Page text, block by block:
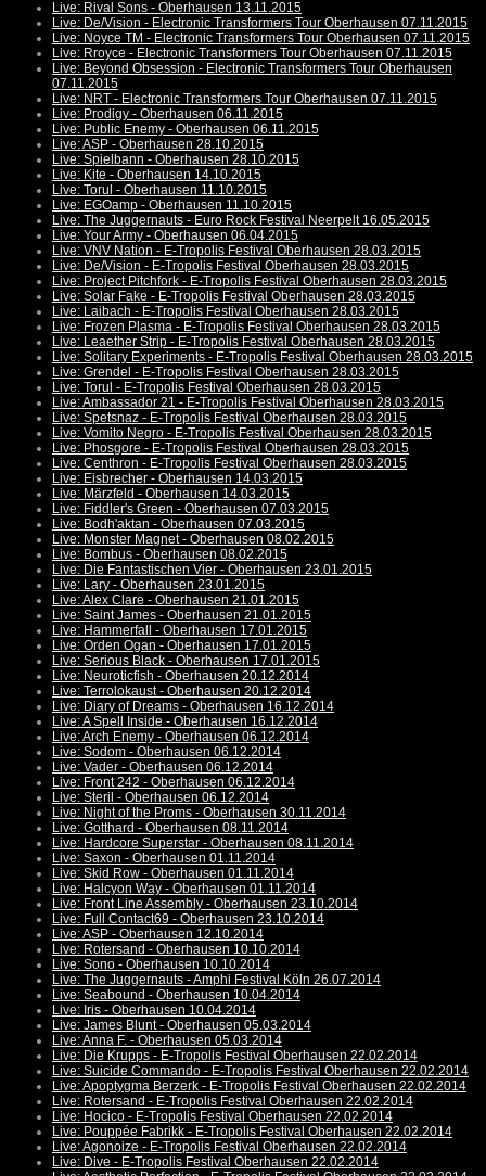
Live: Rival Sons - Oberhausen 13.11.2015
Live: De/Vision - Electronic Transformers Tour Oberhausen 07.11.2015
Live: Noyce TM - Electronic Transformers Tour Oberhausen 07.11.2015
Live: Rroyce - Electronic Transformers Tour Oberhausen 07.11.2015
Live: Beyond Obsession - Electronic Transformers Tour Oberhausen
07.11.2015
Live: NRT - Electronic Transformers Tour Oberhausen 07.11.2015
Live: Prodigy - Oberhausen 06.11.2015
Live: Public Enemy - Oberhausen 06.11.2015
Live: ASP - Oberhausen 28.10.2015
Live: Spielbann - Oberhausen 28.10.2015
Live: Kite - Oberhausen 14.10.2015
Live: Torul - Oberhausen 11.10.2015
Live: EGOamp - Oberhausen 11.10.2015
Live: The Juggernauts - Euro Rock Festival Neerpelt 16.05.2015
Live: Your Army - Oberhausen 06.04.2015
Live: VNV Nation - E-Tropolis Festival Oberhausen 28.03.2015
Live: De/Vision - E-Tropolis Festival Oberhausen 28.03.2015
Live: Project Pitchfork - E-Tropolis Festival Oberhausen 28.03.2015
Live: Solar Fake - E-Tropolis Festival Oberhausen 28.03.2015
Live: Laibach - E-Tropolis Festival Oberhausen 28.03.2015
Live: Frozen Plasma - E-Tropolis Festival Oberhausen 28.03.2015
Live: Leaether Strip - E-Tropolis Festival Oberhausen 28.03.2015
Live: Solitary Experiments - E-Tropolis Festival Oberhausen 28.03.2015
Live: Grendel - E-Tropolis Festival Oberhausen 28.03.2015
Live: Torul - E-Tropolis Festival Oberhausen 28.03.2015
Live: Ambassador 21 - E-Tropolis Festival Oberhausen 28.03.2015
Live: Spetsnaz - E-Tropolis Festival Oberhausen 28.03.2015
Live: Vomito Negro - E-Tropolis Festival Oberhausen 28.03.2015
Live: Phosgore - E-Tropolis Festival Oberhausen 28.03.2015
Live: Centhron - E-Tropolis Festival Oberhausen 28.03.2015
Live: Eisbrecher - Oberhausen 14.03.2015
Live: Märzfeld - Oberhausen 14.03.2015
Live: Fiddler's Green - Oberhausen 07.03.2015
Live: Bodh'aktan - Oberhausen 07.03.2015
Live: Monster Magnet - Oberhausen 08.02.2015
Live: Bombus - Oberhausen 08.02.2015
Live: Die Fantastischen Vier - Oberhausen 23.01.2015
Live: Lary - Oberhausen 23.01.2015
Live: Alex Clare - Oberhausen 21.01.2015
Live: Saint James - Oberhausen 21.01.2015
Live: Hammerfall - Oberhausen 17.01.2015
Live: Orden Ogan - Oberhausen 17.01.2015
Live: Serious Black - Oberhausen 17.01.2015
Live: Neuroticfish - Oberhausen 20.12.2014
Live: Terrolokaust - Oberhausen 20.12.2014
Live: Diary of Dreams - Oberhausen 16.12.2014
Live: A Spell Inside - Oberhausen 16.12.2014
Live: Arch Enemy - Oberhausen 06.12.2014
Live: Sodom - Oberhausen 06.12.2014
Live: Vader - Oberhausen 06.12.2014
Live: Front 242 - Oberhausen 06.12.2014
Live: Steril - Oberhausen 06.12.2014
Live: Night of the Proms - Oberhausen 30.11.2014
Live: Gotthard - Oberhausen 08.11.2014
Live: Hardcore Superstar - Oberhausen 08.11.2014
Live: Saxon - Oberhausen 01.11.2014
Live: Skid Row - Oberhausen 01.11.2014
Live: Halcyon Way - Oberhausen 01.11.2014
Live: Front Line Assembly - Oberhausen 23.10.2014
Live: Full Contact69 - Oberhausen 23.10.2014
Live: ASP - Oberhausen 12.10.2014
Live: Rotersand - Oberhausen 10.10.2014
Live: Sono - Oberhausen 10.10.2014
Live: The Juggernauts - Amphi Festival Köln 26.07.2014
Live: Seabound - Oberhausen 10.04.2014
Live: Iris - Oberhausen 10.04.2014
Live: James Blunt - Oberhausen 05.03.2014
Live: Anna F. - Oberhausen 05.03.2014
Live: Die Krupps - E-Tropolis Festival Oberhausen 22.02.2014
Live: Suicide Commando - E-Tropolis Festival Oberhausen 22.02.2014
Live: Apoptygma Berzerk - E-Tropolis Festival Oberhausen 22.02.2014
Live: Rotersand - E-Tropolis Festival Oberhausen 22.02.2014
Live: Hocico - E-Tropolis Festival Oberhausen 22.02.2014
Live: Pouppée Fabrikk - E-Tropolis Festival Oberhausen 22.02.2014
Live: Agonoize - E-Tropolis Festival Oberhausen 22.02.2014
Live: Dive - E-Tropolis Festival Oberhausen 22.02.2014